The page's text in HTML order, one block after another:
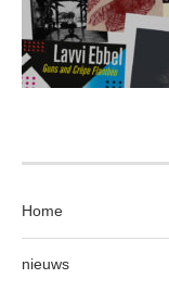
Home
nieuws